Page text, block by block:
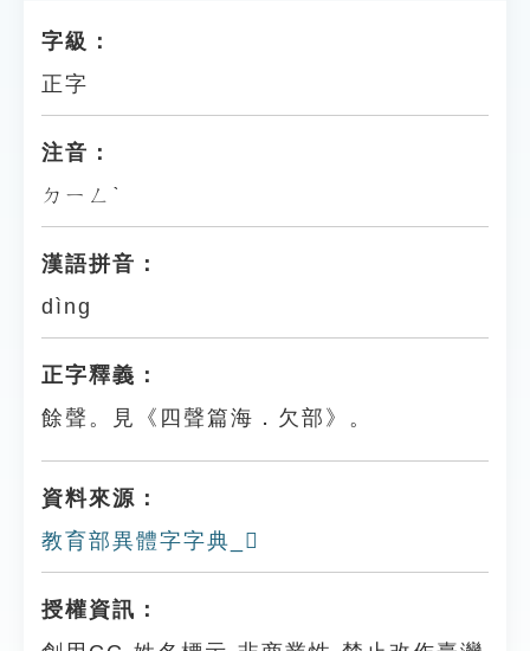
字級：
正字
注音：
ㄉㄧㄥˋ
漢語拼音：
dìng
正字釋義：
餘聲。見《四聲篇海．欠部》。
資料來源：
教育部異體字字典_𣢳
授權資訊：